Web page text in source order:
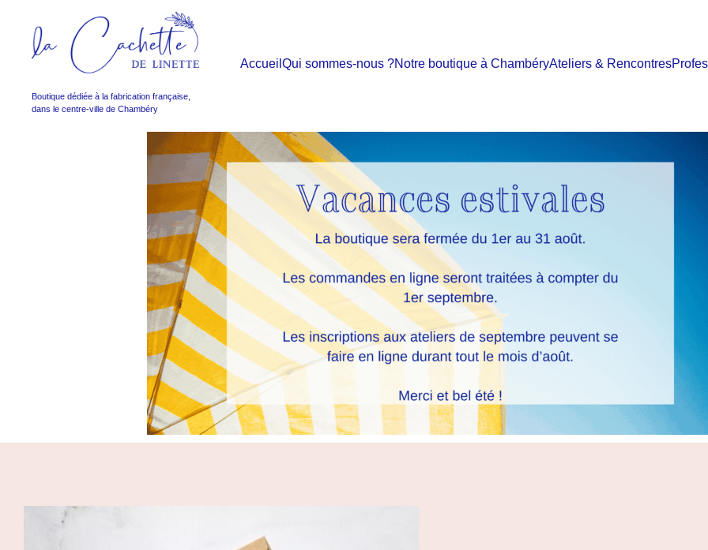
Boutique dédiée à la fabrication française,
dans le centre-ville de Chambéry
Accueil Qui sommes-nous ?Notre boutique à ChambéryAteliers & Rencontres